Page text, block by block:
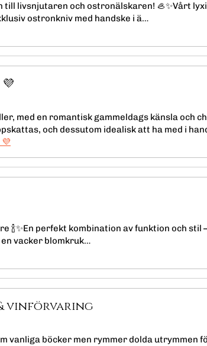
till livsnjutaren och ostronälskaren! 🦪✨Vårt
ostronkniv med handske i ä…
med en romantisk gammeldags känsla och
och dessutom idealisk att ha med i
🍾✨En perfekt kombination av funktion och
vacker blomkruk…
vinförvaring
vanliga böcker men rymmer dolda utrymmen